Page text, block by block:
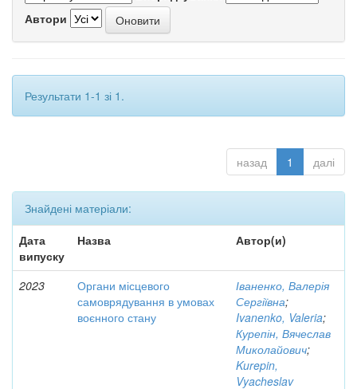
Автори
Результати 1-1 зі 1.
назад 1 далі
Знайдені матеріали:
Дата
випуску
Назва Автор(и)
2023
Органи місцевого
самоврядування в умовах
воєнного стану
Іваненко, Валерія
Сергіївна;
Ivanenko, Valeria;
Курепін, Вячеслав
Миколайович;
Kurepin,
Vyacheslav